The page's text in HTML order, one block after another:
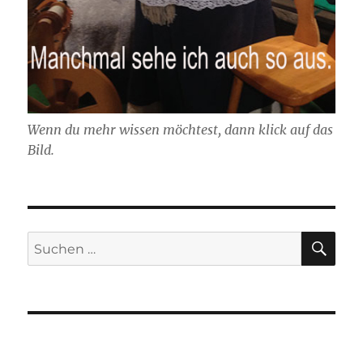
Wenn du mehr wissen möchtest, dann klick auf das
Bild.
Suchen
nach: